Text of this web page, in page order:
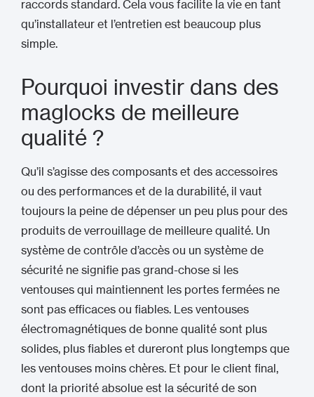
raccords standard. Cela vous facilite la vie en tant
qu’installateur et l’entretien est beaucoup plus
simple.
Pourquoi investir dans des
maglocks de meilleure
qualité ?
Qu’il s’agisse des composants et des accessoires
ou des performances et de la durabilité, il vaut
toujours la peine de dépenser un peu plus pour des
produits de verrouillage de meilleure qualité. Un
système de contrôle d’accès ou un système de
sécurité ne signifie pas grand-chose si les
ventouses qui maintiennent les portes fermées ne
sont pas efficaces ou fiables. Les ventouses
électromagnétiques de bonne qualité sont plus
solides, plus fiables et dureront plus longtemps que
les ventouses moins chères. Et pour le client final,
dont la priorité absolue est la sécurité de son